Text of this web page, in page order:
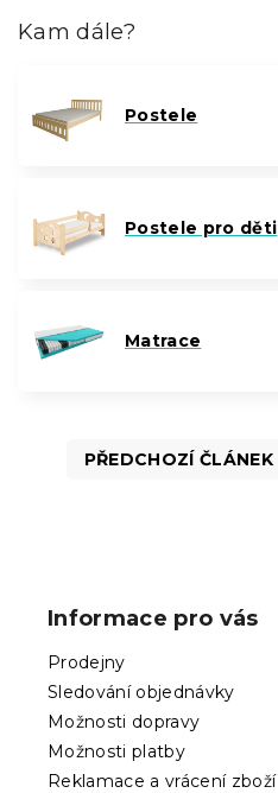
Kam dále?
Postele
Postele pro děti
Matrace
PŘEDCHOZÍ ČLÁNEK
Informace pro vás
Prodejny
Sledování objednávky
Možnosti dopravy
Možnosti platby
Reklamace a vrácení zboží